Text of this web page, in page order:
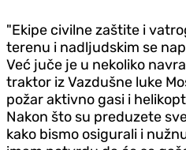
"Ekipe civilne zaštite i
terenu i nadljudskim se
Već juče je u nekoliko
traktor iz Vazdušne luke
požar aktivno gasi i
Nakon što su preduzete
kako bismo osigurali i